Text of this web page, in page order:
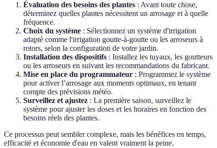
Évaluation des besoins des plantes : Avant toute chose,
déterminez quelles plantes nécessitent un arrosage et à quelle
fréquence.
Choix du système : Sélectionnez un système d'irrigation
adapté comme l'irrigation goutte-à-goutte ou les arroseurs à
rotors, selon la configuration de votre jardin.
Installation des dispositifs : Installez les tuyaux, les goutteurs
ou les arroseurs en suivant les recommandations du fabricant.
Mise en place du programmateur : Programmez le système
pour activer l’arrosage aux moments optimaux, en tenant
compte des prévisions météo.
Surveillez et ajustez : La première saison, surveillez le
système pour ajuster les doses et les horaires en fonction des
besoins réels des plantes.
Ce processus peut sembler complexe, mais les bénéfices en temps,
efficacité et économie d'eau en valent vraiment la peine.